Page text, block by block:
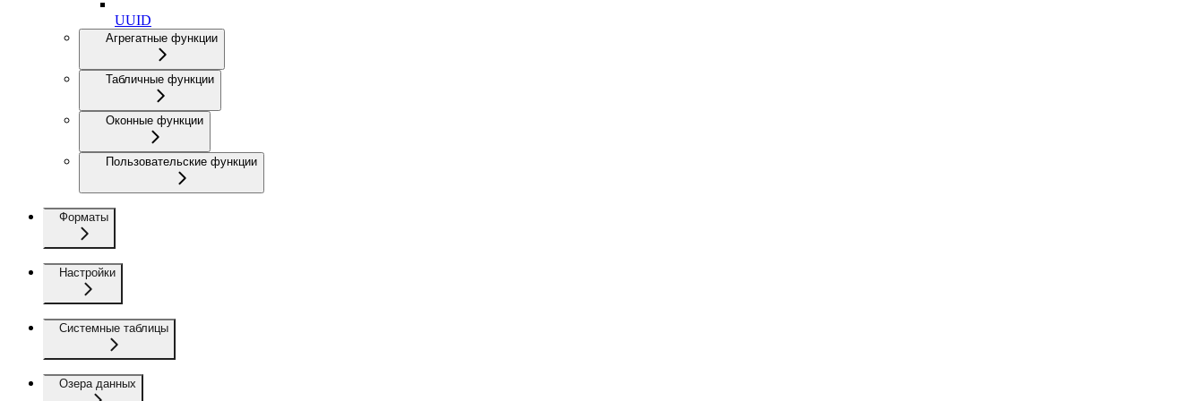
UUID
Агрегатные функции
Табличные функции
Оконные функции
Пользовательские функции
Форматы
Настройки
Системные таблицы
Озера данных